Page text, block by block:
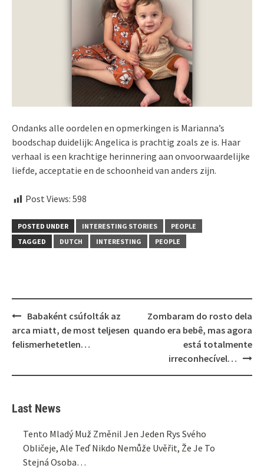
Ondanks alle oordelen en opmerkingen is Marianna’s
boodschap duidelijk: Angelica is prachtig zoals ze is. Haar
verhaal is een krachtige herinnering aan onvoorwaardelijke
liefde, acceptatie en de schoonheid van anders zijn.
Post Views: 598
POSTED UNDER INTERESTING STORIES
PEOPLE
TAGGED
DUTCH INTERESTING PEOPLE
Post
navigation
Babaként csúfolták az
arca miatt, de most teljesen
felismerhetetlen…
Zombaram do rosto dela
quando era bebê, mas agora
está totalmente
irreconhecível…
Last News
Tento Mladý Muž Změnil Jen Jeden Rys Svého
Obličeje, Ale Teď Nikdo Nemůže Uvěřit, Že Je To
Stejná Osoba…